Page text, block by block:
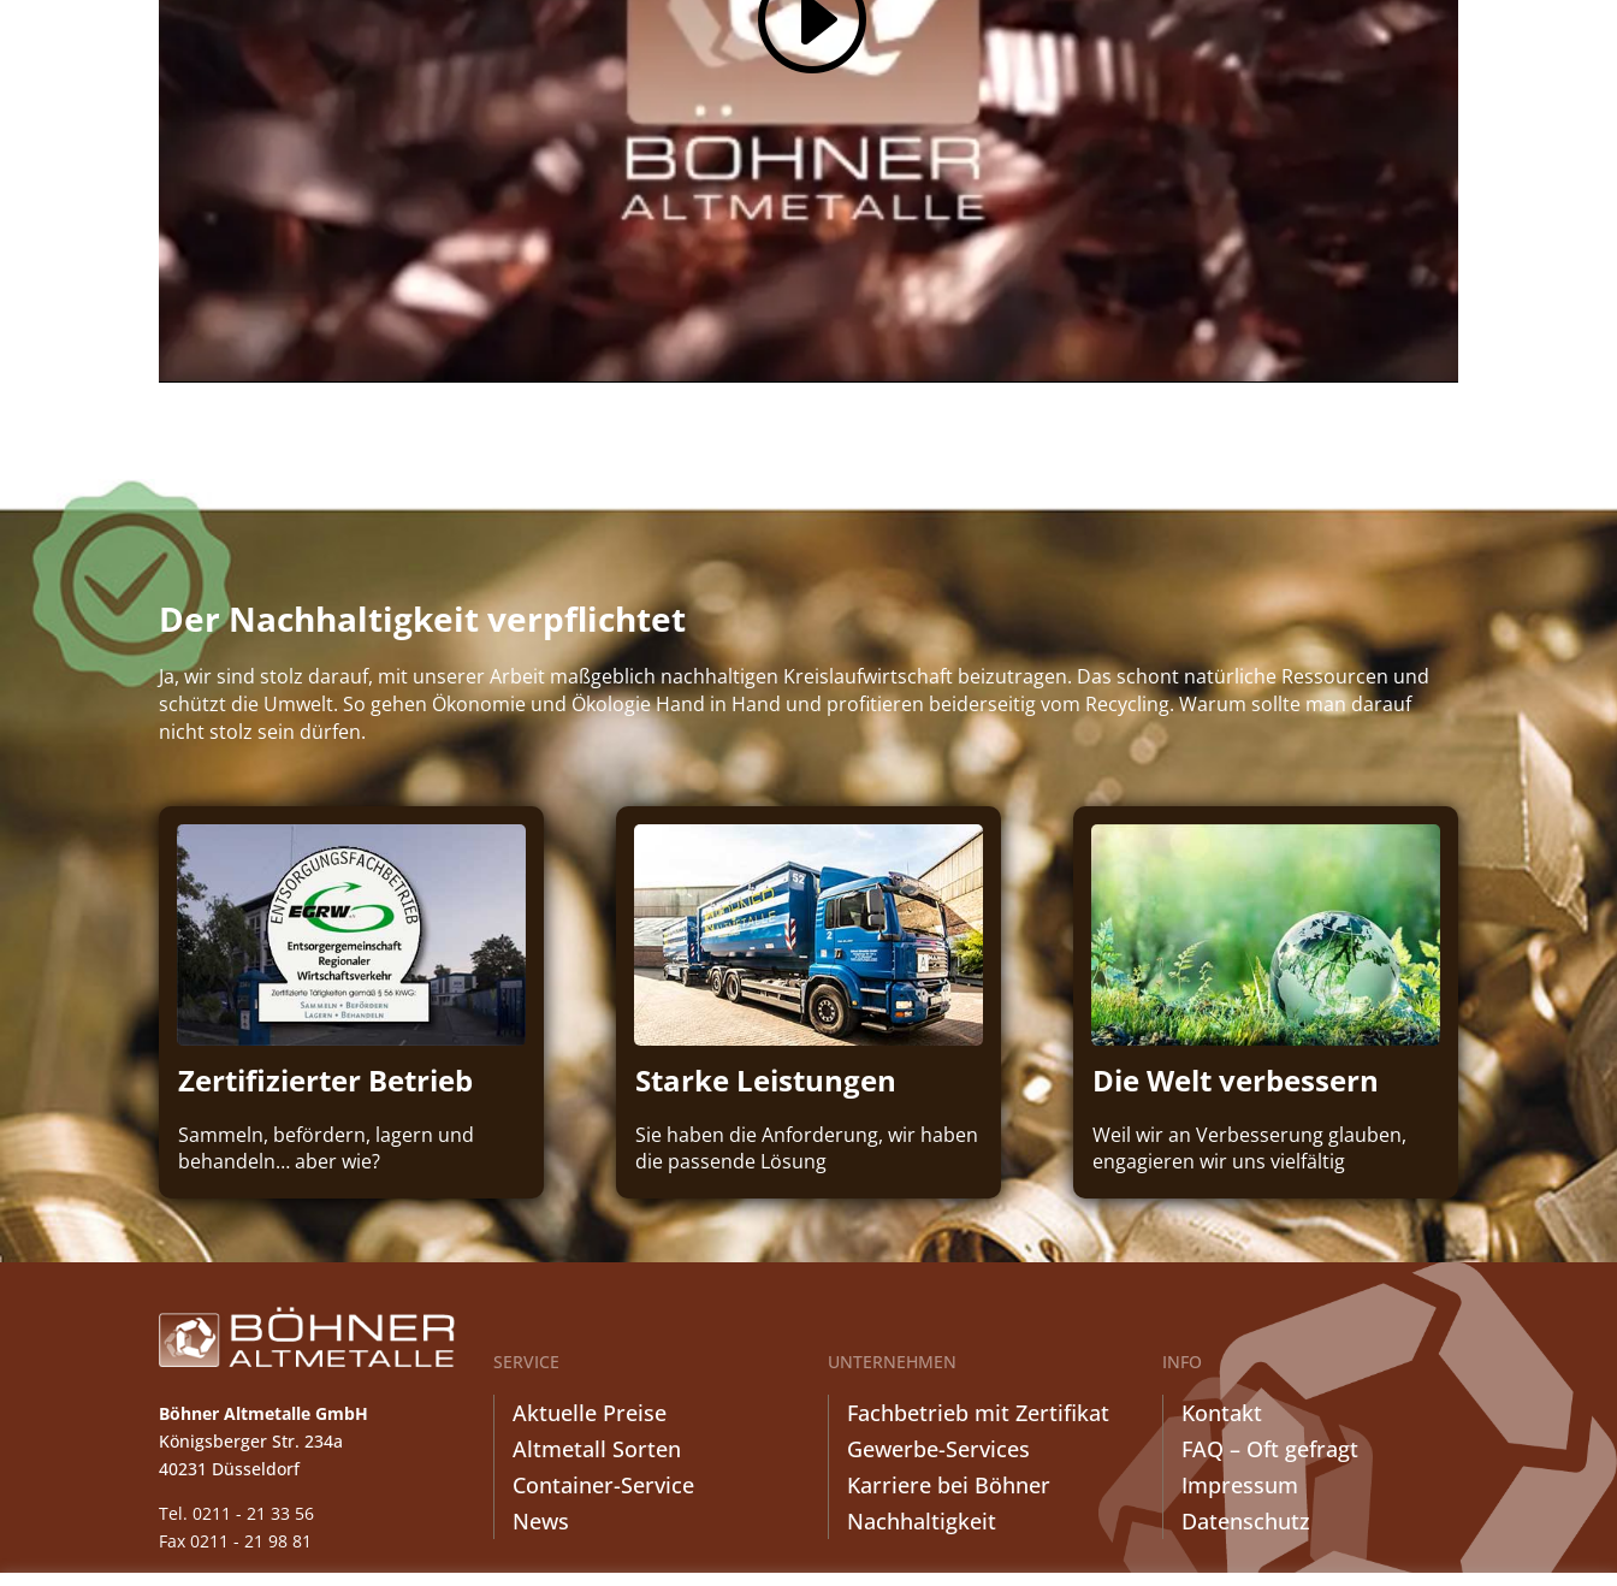
Der Nachhaltigkeit verpflichtet
Ja, wir sind stolz darauf, mit unserer Arbeit maßgeblich nachhaltigen Kreislaufwirtschaft beizutragen. Das schont natürliche Ressourcen und
schützt die Umwelt. So gehen Ökonomie und Ökologie Hand in Hand und profitieren beiderseitig vom Recycling. Warum sollte man darauf
nicht stolz sein dürfen.
Zertifizierter Betrieb
Sammeln, befördern, lagern und
behandeln… aber wie?
Starke Leistungen
Sie haben die Anforderung, wir haben
die passende Lösung
Die Welt verbessern
Weil wir an Verbesserung glauben,
engagieren wir uns vielfältig
Böhner Altmetalle GmbH
Königsberger Str. 234a
40231 Düsseldorf
Tel. 0211 - 21 33 56
Fax 0211 - 21 98 81
SERVICE
Aktuelle Preise
Altmetall Sorten
Container-Service
News
UNTERNEHMEN
Fachbetrieb mit Zertifikat
Gewerbe-Services
Karriere bei Böhner
Nachhaltigkeit
INFO
Kontakt
FAQ – Oft gefragt
Impressum
Datenschutz